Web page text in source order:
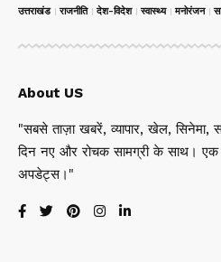
उत्तराखंड राजनीति देश-विदेश स्वास्थ्य मनोरंजन
About US
"सबसे ताज़ा खबरें, व्यापार, खेल, सिनेमा,
दिन नए और रोचक सामग्री के साथ। एक
अपडेट्स।"